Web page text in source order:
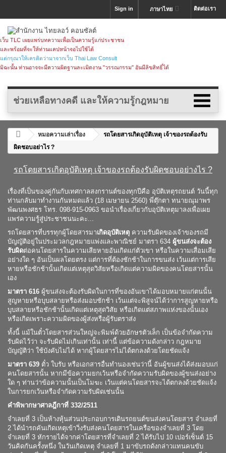
ติดต่อเรา
ภาษาไทย
Sign in
เว็บ TLC เผยแพร่บทความเพื่อเป็นความรู้แก่ประชาชน
และพร้อมที่จะให้ท่านแคปหน้าจอไปใช้ได้
แต่กรุณาให้เครดิตว่ามาจากเว็บ Thai Law Consult
มิฉะนั้น ท่านอาจจะมีความผิดฐานละเมิดงาน "วรรณกรรม" อันมีลิขสิทธิ์ได้
ช่วยเหลือทางคดี และให้ความรู้กฎหมาย
หมอความเล่าเรื่อง
รถโดยสารเกิดอุบัติเหตุ เจ้าของรถต้องรับ
ผิดชอบอย่าไร ?
รถโดยสารเกิดอุบัติเหตุ เจ้าของรถต้องรับผิดชอบอย่างไร ?
เรื่องที่เป็นของคู่กันกับเทศกาลสงกรานต์ของทุกปีคือ อุบัติเหตุรถยนต์ วันนี้ทุก
ท่านกลับมาทำงานกันหมดแล้ว (18 เมษายน 2560) พี่ตุ๊กตา ทนายณุมาพร
พัฒนพงศธร โทร. 098-915-0963 ขอนำเรื่องเกี่ยวกับอุบัติเหตุมาลงเพื่อเผย
แพร่ความรู้สู่ประชาชนนะคะ...
รถโดยสารที่บรรทุกผู้โดยสารมาเกิดอุบัติเหตุ ความรับผิดของเจ้าของรถมี
บัญญัติอยู่ในประมวลกฎหมายแพ่งและพาณิชย์ มาตรา 634 ผู้ขนส่งจะต้อง
รับผิดต่อคนโดยสารในความเสียหายอันเกิดแก่ตัวเขา หรือในความเสื่อมเสีย
อย่างใด ๆ อันเป็นผลโดยตรง แต่การที่ต้องชักช้าในการขนส่ง เว้นแต่การเสีย
หายหรือชักช้านั้นเกิดแต่เหตุสุดวิสัยหรือเกิดแต่ความผิดของคนโดยสารนั้น
เอง
มาตรา 616 ผู้ขนส่งจะต้องรับผิดในการที่ของอันเขาได้มอบหมายแก่ตนนั้น
สูญหายหรือบุบสลายหรือส่งมอบชักช้า เว้นแต่จะพิสูจน์ได้ว่าการสูญหายหรือ
บุบสลายหรือชักช้านั้นเกิดแต่เหตุสุดวิสัย หรือเกิดแต่สภาพแห่งของนั้นเอง
หรือเกิดเพราะความผิดของผู้ส่งหรือผู้รับตราส่ง
ทั้งนี้ แม้ในตั๋วโดยสารส่วนใหญ่จะพิมพ์ด้วยอักษรตัวเล็ก เป็นข้อจำกัดความ
รับผิดไว้ว่า จะรับผิดไม่เกินเท่านั้น เท่านี้ แต่ข้อความดังกล่าว กฎหมาย
บัญญัติว่า ใช้บังคับไม่ได้ หากผู้โดยสารไม่ได้ตกลงด้วยโดยชัดแจ้ง
มาตรา 639 ตั๋ว ใบรับ หรือเอกสารอื่นทำนองเช่นว่านี้ อันผู้ขนส่งได้ส่งมอบแก่
คนโดยสารนั้น หากมีข้อความยกเว้นหรือจำกัดความรับผิดของผู้ขนส่งอย่าง
ใด ๆ ท่านว่าข้อความนั้นเป็นโมฆะ เว้นแต่คนโดยสารจะได้ตกลงด้วยชัดแจ้ง
ในการยกเว้นหรือจำกัดความรับผิดเช่นนั้น
คำพิพากษาศาลฎีกาที่ 332/2511
จำเลยที่ 3 เป็นห้างหุ้นส่วนประกอบการเดินรถยนต์ขนส่งคนโดยสาร จำเลยที่
2 ได้นำรถคันเกิดเหตุเข้าวิ่งรับส่งคนโดยสารในเครือของจำเลยที่ 3 โดย
จำเลยที่ 3 หักรายได้จากค่าโดยสารที่จำเลยที่ 2 ได้รับไป 10 เปอร์เซ็นต์ 15
วันคิดกันครั้งหนึ่ง ในวันเกิดเหตุ จำเลยที่ 1 มาขับรถดังกล่าวแทนคนขับ